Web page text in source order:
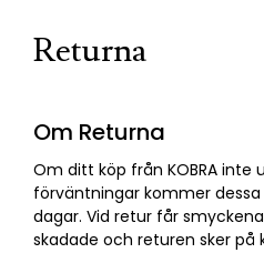
Returna
Om Returna
Om ditt köp från KOBRA inte
förväntningar kommer
dagar. Vid retur får
skadade och returen sker på